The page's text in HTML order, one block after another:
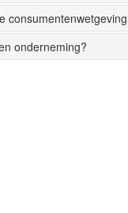
onderneming?